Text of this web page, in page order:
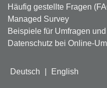
Häufig gestellte Fragen
Managed Survey
Beispiele für Umfragen
Datenschutz bei Online-
Deutsch English